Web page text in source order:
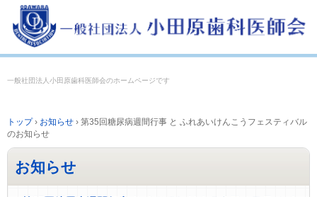
一般社団法人小田原歯科医師会のホームページです
トップ› お知らせ › 第35回糖尿病週間行事 と ふれあいけんこうフェスティバル
のお知らせ
お知らせ